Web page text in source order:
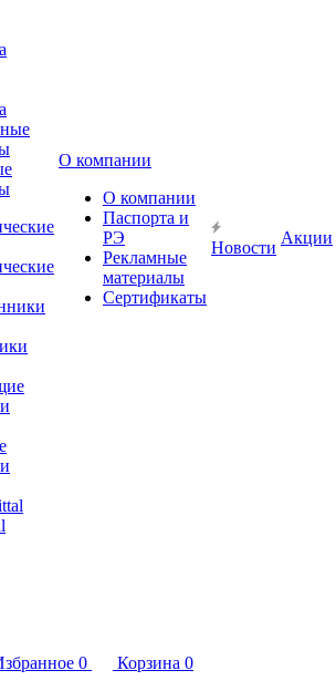
О компании
О компании
Паспорта и
РЭ
Рекламные
материалы
Сертификаты
Новости
Акции
0 Корзина 0